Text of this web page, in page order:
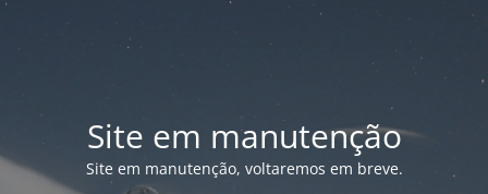
Site em manutenção
Site em manutenção, voltaremos em breve.